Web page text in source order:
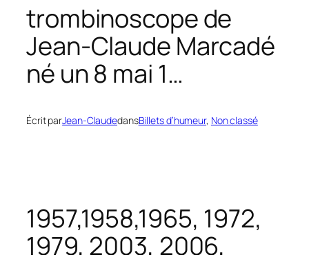
trombinoscope de
Jean-Claude Marcadé
né un 8 mai 1…
Écrit parJean-ClaudedansBillets d’humeur, Non classé
1957,1958,1965, 1972,
1979, 2003, 2006,